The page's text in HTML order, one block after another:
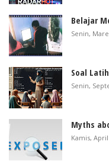
Belajar
Senin,
Soal
Senin,
Myths
Kamis,